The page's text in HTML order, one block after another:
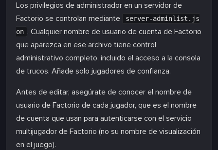
Los privilegios de administrador en un servidor de
Factorio se controlan mediante
server-adminlist.js
on . Cualquier nombre de usuario de cuenta de Factorio
que aparezca en ese archivo tiene control
administrativo completo, incluido el acceso a la consola
de trucos. Añade solo jugadores de confianza.
Antes de editar, asegúrate de conocer el nombre de
usuario de Factorio de cada jugador, que es el nombre
de cuenta que usan para autenticarse con el servicio
multijugador de Factorio (no su nombre de visualización
en el juego).